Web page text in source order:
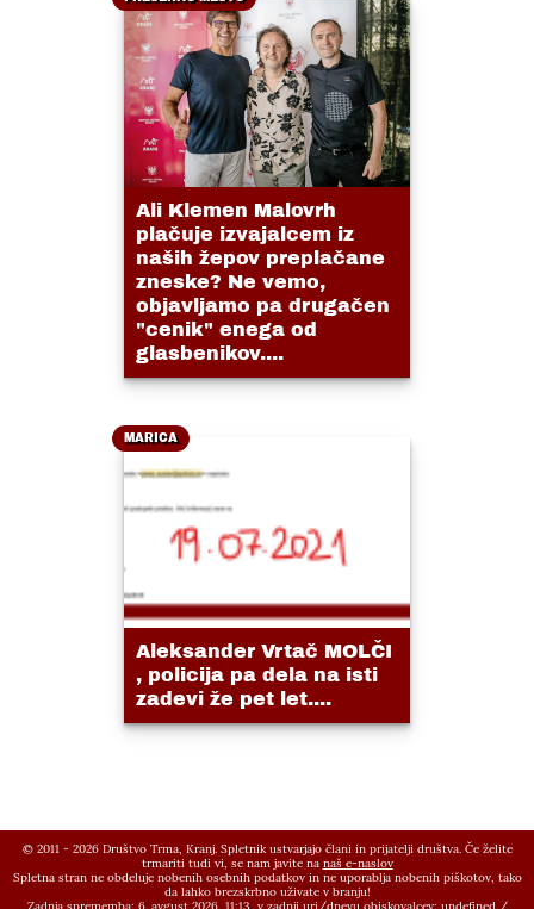
Ali Klemen Malovrh
plačuje izvajalcem iz
naših žepov preplačane
zneske? Ne vemo,
objavljamo pa drugačen
"cenik" enega od
glasbenikov....
MARICA
Aleksander Vrtač MOLČI
, policija pa dela na isti
zadevi že pet let....
© 2011 - 2026 Društvo Trma, Kranj. Spletnik ustvarjajo člani in prijatelji društva. Če želite
trmariti tudi vi, se nam javite na naš e-naslov
Spletna stran ne obdeluje nobenih osebnih podatkov in ne uporablja nobenih piškotov, tako
da lahko brezskrbno uživate v branju!